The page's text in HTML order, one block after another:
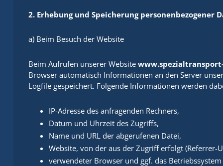
2. Erhebung und Speicherung personenbezogener
a) Beim Besuch der Website
Beim Aufrufen unserer Website
Browser automatisch Informationen an den Server
Logfile gespeichert. Folgende Informationen werden
IP-Adresse des anfragenden Rechners,
Datum und Uhrzeit des Zugriffs,
Name und URL der abgerufenen Datei,
Website, von der aus der Zugriff erfolgt (Referrer-
verwendeter Browser und ggf. das